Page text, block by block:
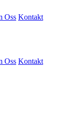
Oss Kontakt
Oss Kontakt